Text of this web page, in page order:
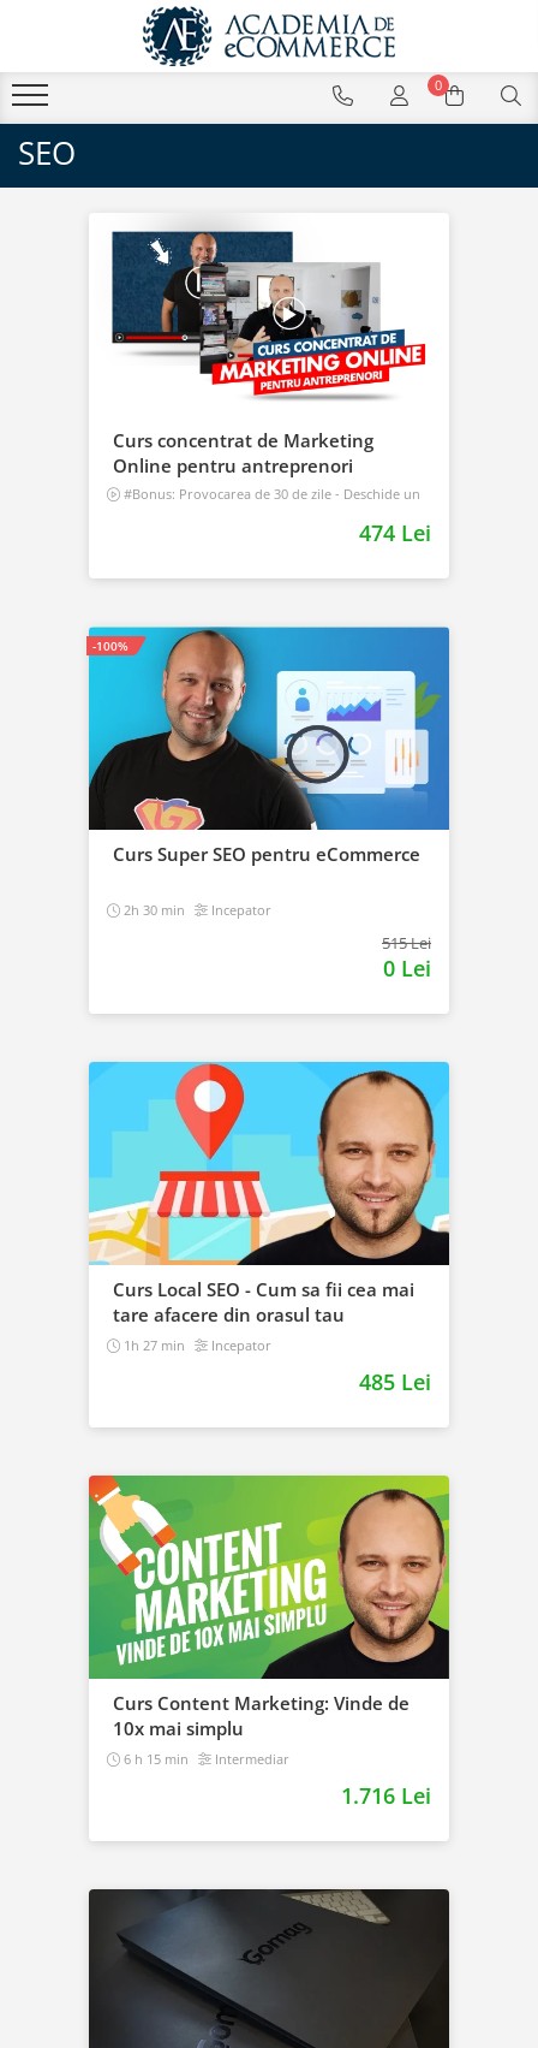
0
SEO
Curs concentrat de Marketing
Online pentru antreprenori
#Bonus: Provocarea de 30 de zile - Deschide un
474 Lei
Curs Super SEO pentru eCommerce
2h 30 min Incepator
515 Lei
0 Lei
-100%
Curs Local SEO - Cum sa fii cea mai
tare afacere din orasul tau
1h 27 min Incepator
485 Lei
Curs Content Marketing: Vinde de
10x mai simplu
6 h 15 min Intermediar
1.716 Lei